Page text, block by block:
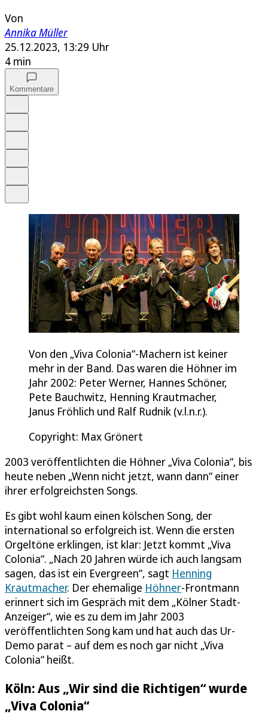
Von
Annika Müller
25.12.2023, 13:29 Uhr
4 min
Kommentare
Von den „Viva Colonia“-Machern ist keiner
mehr in der Band. Das waren die Höhner im
Jahr 2002: Peter Werner, Hannes Schöner,
Pete Bauchwitz, Henning Krautmacher,
Janus Fröhlich und Ralf Rudnik (v.l.n.r.).
Copyright: Max Grönert
2003 veröffentlichten die Höhner „Viva Colonia“, bis
heute neben „Wenn nicht jetzt, wann dann“ einer
ihrer erfolgreichsten Songs.
Es gibt wohl kaum einen kölschen Song, der
international so erfolgreich ist. Wenn die ersten
Orgeltöne erklingen, ist klar: Jetzt kommt „Viva
Colonia“. „Nach 20 Jahren würde ich auch langsam
sagen, das ist ein Evergreen“, sagt Henning
Krautmacher. Der ehemalige Höhner-Frontmann
erinnert sich im Gespräch mit dem „Kölner Stadt-
Anzeiger“, wie es zu dem im Jahr 2003
veröffentlichten Song kam und hat auch das Ur-
Demo parat – auf dem es noch gar nicht „Viva
Colonia“ heißt.
Köln: Aus „Wir sind die Richtigen“ wurde
„Viva Colonia“